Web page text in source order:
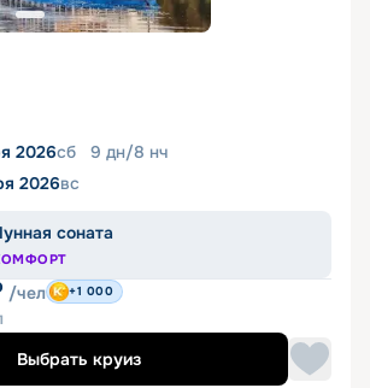
2026сб 9 дн/8 нч
2026вс
соната
/чел +1 000
Выбрать круиз